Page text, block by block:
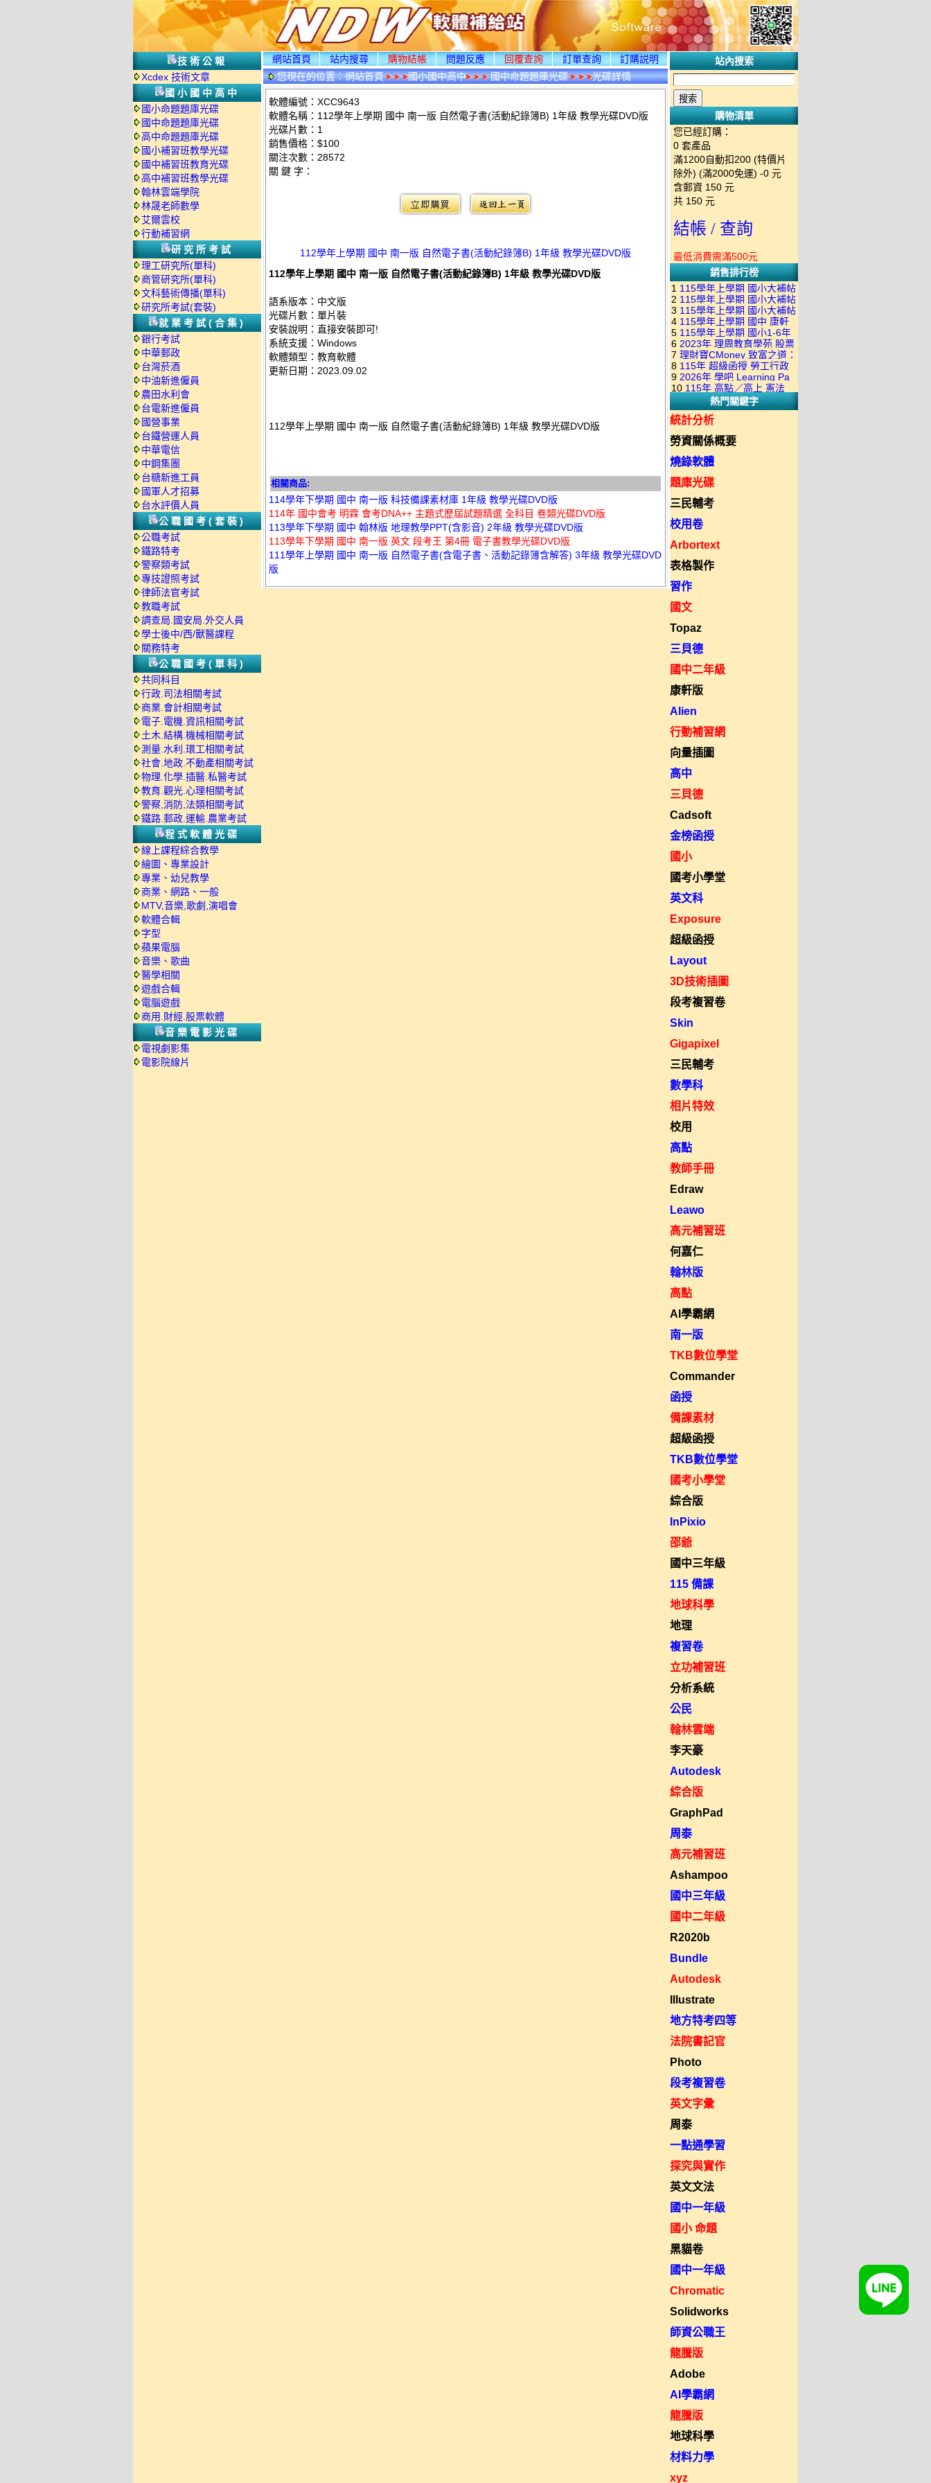
技術公報
Xcdex 技術文章
國小國中高中
國小命題題庫光碟
國中命題題庫光碟
高中命題題庫光碟
國小補習班教學光碟
國中補習班教育光碟
高中補習班教學光碟
翰林雲端學院
林晟老師數學
艾爾雲校
行動補習網
研究所考試
理工研究所(單科)
商管研究所(單科)
文科藝術傳播(單科)
研究所考試(套裝)
就業考試(合集)
銀行考試
中華郵政
台灣菸酒
中油新進僱員
農田水利會
台電新進僱員
國營事業
台鐵營運人員
中華電信
中鋼集團
台糖新進工員
國軍人才招募
台水評價人員
公職國考(套裝)
公職考試
鐵路特考
警察類考試
專技證照考試
律師法官考試
教職考試
調查局.國安局.外交人員
學士後中/西/獸醫課程
關務特考
公職國考(單科)
共同科目
行政.司法相關考試
商業.會計相關考試
電子.電機.資訊相關考試
土木.結構.機械相關考試
測量.水利.環工相關考試
社會.地政.不動產相關考試
物理.化學.插醫.私醫考試
教育.觀光.心理相關考試
警察,消防,法類相關考試
鐵路.郵政.運輸.農業考試
程式軟體光碟
線上課程綜合教學
繪圖、專業設計
專業、幼兒教學
商業、網路、一般
MTV,音樂,歌劇,演唱會
軟體合輯
字型
蘋果電腦
音樂、歌曲
醫學相關
遊戲合輯
電腦遊戲
商用.財經.股票軟體
音樂電影光碟
電視劇影集
電影院線片
網站首頁 站内搜尋 購物結帳 問題反應 回覆查詢 訂單查詢
訂購説明
您現在的位置：網站首頁 國小國中高中 國中命題題庫光碟 光碟詳情
軟體編號：XCC9643
軟體名稱：112學年上學期 國中 南一版 自然電子書(活動紀錄簿B) 1年級 教學光碟DVD版
光碟片數：1
銷售價格：$100
關注次數： 28572
關 鍵 字：
112學年上學期 國中 南一版 自然電子書(活動紀錄簿B) 1年級 教學光碟DVD版
112學年上學期 國中 南一版 自然電子書(活動紀錄簿B) 1年級 教學光碟DVD版
語系版本：中文版
光碟片數：單片裝
安裝說明：直接安裝即可!
系統支援：Windows
軟體類型：教育軟體
更新日期：2023.09.02
112學年上學期 國中 南一版 自然電子書(活動紀錄簿B) 1年級 教學光碟DVD版
相關商品:
114學年下學期 國中 南一版 科技備課素材庫 1年級 教學光碟DVD版
114年 國中會考 明霖 會考DNA++ 主題式歷屆試題精選 全科目 卷類光碟DVD版
113學年下學期 國中 翰林版 地理教學PPT(含影音) 2年級 教學光碟DVD版
113學年下學期 國中 南一版 英文 段考王 第4冊 電子書教學光碟DVD版
111學年上學期 國中 南一版 自然電子書(含電子書、活動記錄簿含解答) 3年級 教學光碟DVD
版
站內搜索
購物清單
您已經訂購：
0 套產品
滿1200自動扣200 (特價片
除外) (滿2000免運) -0 元
含郵資 150 元
共 150 元
結帳 / 查詢
最低消費需滿500元
銷售排行榜
1 115學年上學期 國小大補帖
南一版 國語+數學+社會+生活
+自然 1-6年級 教學光碟DVD
版(3DVD)
2 115學年上學期 國小大補帖
康軒版 國語+數學+社會+生活
+自然 1-6年級 教學光碟DVD
版(3DVD)
3 115學年上學期 國小大補帖
翰林版 國語+數學+社會+生活
+自然 1-6年級 教學光碟DVD
版(3DVD)
4 115學年上學期 國中 康軒
各科平時練習卷&段考複習卷
(補充資源全收錄) DVD版(2片
裝)
5 115學年上學期 國小1-6年
級 習作解答(含康軒.南一.翰林
全版本.全科目)合輯版 DVD版
6 2023年 理周教育學苑 股票
當沖煉金術 主講：朱家泓 國
語發音 DVD版
7 理財寶CMoney 致富之道：
上班族飆股攻略班 主講：朱
家泓+林穎 國語發音 DVD版
8 115年 超級函授 勞工行政
與勞工立法概要 18堂課+總複
習 陸川老師 含PDF講義 函授
DVD(7DVD)
9 2026年 學吧 Learning Pa
小王子 當沖X波段 08課 國語
發音 DVD版(2DVD)
10 115年 高點／高上 憲法
18堂課 宗台大老師 含PDF講
義 函授DVD(8DVD)【適用於
熱門關鍵字
統計分析
勞資關係概要
燒錄軟體
題庫光碟
三民輔考
校用卷
Arbortext
表格製作
習作
國文
Topaz
三貝德
國中二年級
康軒版
Alien
行動補習網
向量插圖
高中
三貝德
Cadsoft
金榜函授
國小
國考小學堂
英文科
Exposure
超級函授
Layout
3D技術插圖
段考複習卷
Skin
Gigapixel
三民輔考
數學科
相片特效
校用
高點
教師手冊
Edraw
Leawo
高元補習班
何嘉仁
翰林版
高點
AI學霸網
南一版
TKB數位學堂
Commander
函授
備課素材
超級函授
TKB數位學堂
國考小學堂
綜合版
InPixio
邵爺
國中三年級
115 備課
地球科學
地理
複習卷
立功補習班
分析系統
公民
翰林雲端
李天豪
Autodesk
綜合版
GraphPad
周泰
高元補習班
Ashampoo
國中三年級
國中二年級
R2020b
Bundle
Autodesk
Illustrate
地方特考四等
法院書記官
Photo
段考複習卷
英文字彙
周泰
一點通學習
探究與實作
英文文法
國中一年級
國小 命題
黑貓卷
國中一年級
Chromatic
Solidworks
師資公職王
龍騰版
Adobe
AI學霸網
龍騰版
地球科學
材料力學
xyz